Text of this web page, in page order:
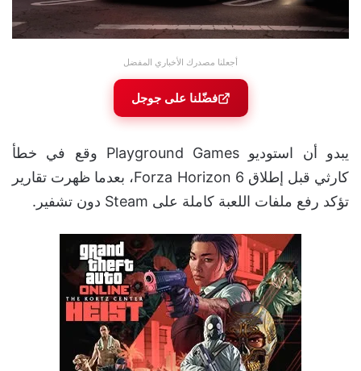
أجعلنا مصدرك الأخباري المفضل
فضّلنا على جوجل
يبدو أن استوديو Playground Games وقع في خطأ
كارثي قبل إطلاق Forza Horizon 6، بعدما ظهرت تقارير
تؤكد رفع ملفات اللعبة كاملة على Steam دون تشفير.